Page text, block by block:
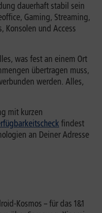
dauerhaft stabil sein
Gaming, Streaming,
Konsolen und Access
was fest an einem Ort
übertragen muss,
werden. Alles,
mit kurzen
findest
an Deiner Adresse
Kosmos – für das 1&1